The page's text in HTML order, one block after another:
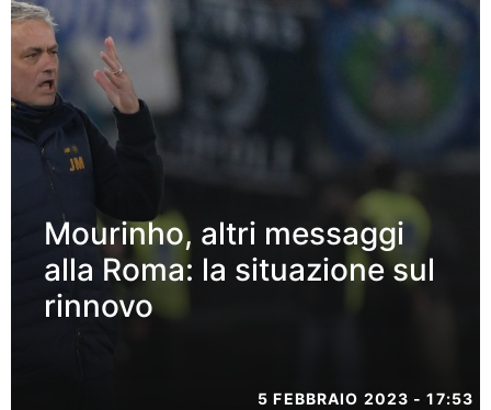
Mourinho, altri messaggi
alla Roma: la situazione sul
rinnovo
5 FEBBRAIO 2023 - 17:53